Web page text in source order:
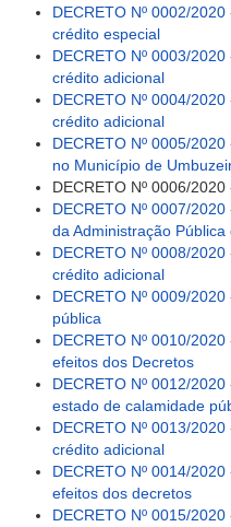
DECRETO Nº 0002/
crédito especial
DECRETO Nº 0003/
crédito adicional
DECRETO Nº 0004/
crédito adicional
DECRETO Nº 0005/
no Município de
DECRETO Nº 0006/2020
DECRETO Nº 0007/
da Administração
DECRETO Nº 0008/
crédito adicional
DECRETO Nº 0009/
pública
DECRETO Nº 0010/
efeitos dos Decretos
DECRETO Nº 0012/
estado de calamidade
DECRETO Nº 0013/
crédito adicional
DECRETO Nº 0014/
efeitos dos decretos
DECRETO Nº 0015/